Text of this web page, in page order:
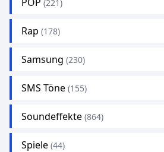
(221)
Rap (178)
Samsung (230)
SMS Töne (155)
Soundeffekte (864)
Spiele (44)